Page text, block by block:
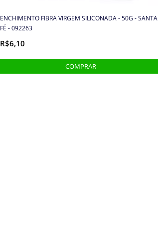
ENCHIMENTO FIBRA VIRGEM SILICONADA - 50G - SANTA
FÉ - 092263
R$6,10